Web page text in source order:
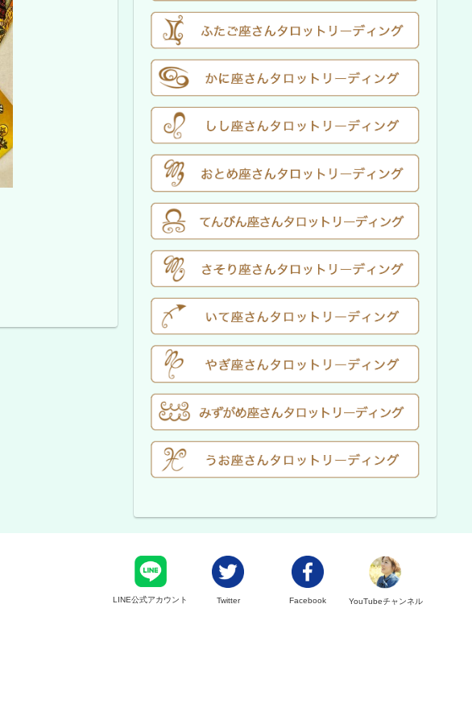
LINE公式アカウント Twitter Facebook YouTubeチャンネル